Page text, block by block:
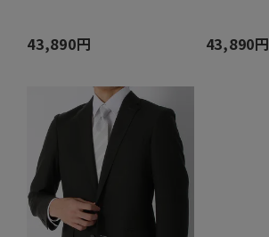
43,890円 43,890円